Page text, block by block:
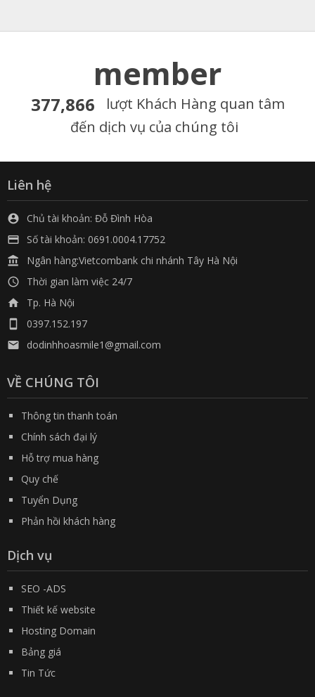
member
377,866
lượt Khách Hàng quan tâm
đến dịch vụ của chúng tôi
Liên hệ
 Chủ tài khoản: Đỗ Đình Hòa
 Số tài khoản: 0691.0004.17752
 Ngân hàng:Vietcombank chi nhánh Tây Hà Nội
 Thời gian làm việc 24/7
 Tp. Hà Nội
 0397.152.197
 dodinhhoasmile1@gmail.com
VỀ CHÚNG TÔI
Thông tin thanh toán
Chính sách đại lý
Hỗ trợ mua hàng
Quy chế
Tuyển Dụng
Phản hồi khách hàng
Dịch vụ
SEO -ADS
Thiết kế website
Hosting Domain
Bảng giá
Tin Tức